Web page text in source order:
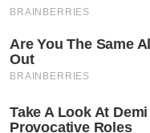
Warga Indonesia